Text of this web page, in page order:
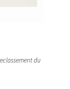
du